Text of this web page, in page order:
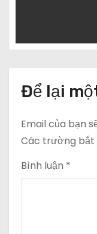
ế
Để lại
Email của bạn
Các trường bắt
Bình luận *